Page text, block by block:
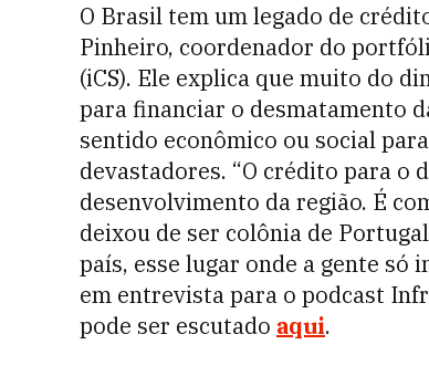
O Brasil tem um legado de
Pinheiro, coordenador do
(iCS). Ele explica que muito do
para financiar o desmatamento
sentido econômico ou social
devastadores. “O crédito para o
desenvolvimento da região. É
deixou de ser colônia de
país, esse lugar onde a gente só
em entrevista para o podcast
pode ser escutado aqui.